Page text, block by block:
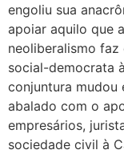
engoliu sua
apoiar aquilo que
neoliberalismo
social-democrata
conjuntura mudou
abalado com o
empresários,
sociedade civil à